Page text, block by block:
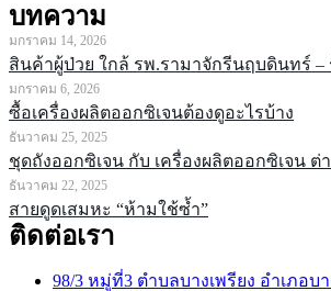
บทความ
มกราคม 14, 2026
สินค้าผู้ป่วย ใกล้ รพ.รามาจักรีนฤบดินทร์ –
มกราคม 6, 2026
ซื้อเครื่องผลิตออกซิเจนต้องดูอะไรบ้าง
ธันวาคม 25, 2025
ชุดถังออกซิเจน กับ เครื่องผลิตออกซิเจน ต่
ธันวาคม 22, 2025
สายดูดเสมหะ “ห้ามใช้ซ้ำ”
ติดต่อเรา
98/3 หมู่ที่3 ตำบลบางเพรียง อำเภอบ